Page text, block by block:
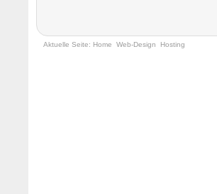
Aktuelle Seite: Home Web-Design Hosting